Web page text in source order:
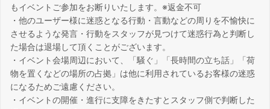
もイベントご参加をお断りいたします。※返金不可
・他のユーザー様に迷惑となる行動・言動などの周りを不愉快に
させるような発言・行動をスタッフが見つけて迷惑行為と判断し
た場合は退場して頂くことがございます。
・イベント会場周辺において、「騒ぐ」「長時間の立ち話」「荷
物を置くなどの場所の占拠」は他に利用されているお客様の迷惑
になるためご遠慮ください。
・イベントの開催・進行に支障をきたすとスタッフ側で判断した